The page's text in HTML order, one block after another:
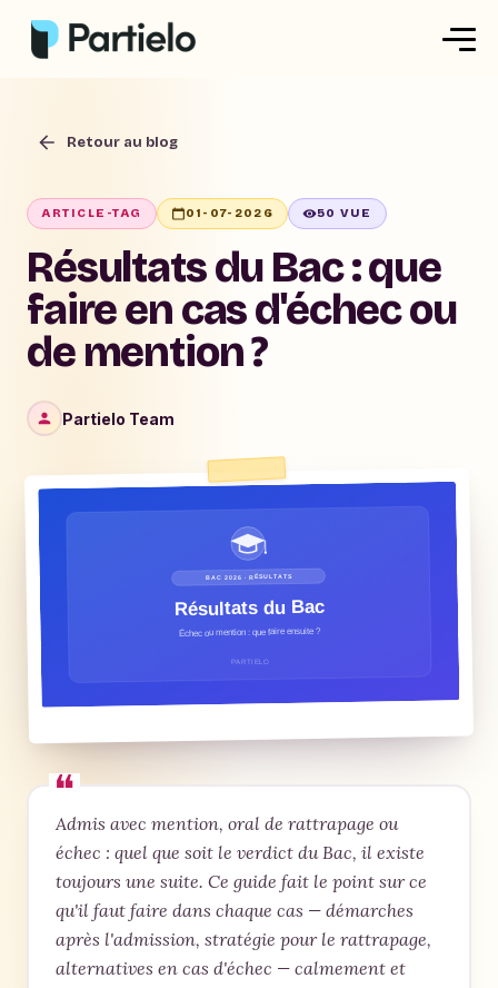
Créer un exercice
Se connecter
Retour au blog
ARTICLE-TAG 01-07-2026 50 VUE
Résultats du Bac : que
faire en cas d'échec ou
de mention ?
Partielo Team
Admis avec mention, oral de rattrapage ou
échec : quel que soit le verdict du Bac, il existe
toujours une suite. Ce guide fait le point sur ce
qu'il faut faire dans chaque cas — démarches
après l'admission, stratégie pour le rattrapage,
alternatives en cas d'échec — calmement et